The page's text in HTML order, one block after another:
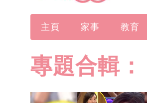
主頁 家事 教育
專題合輯：